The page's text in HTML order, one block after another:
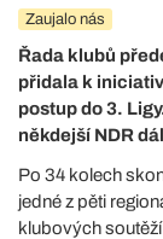
Zaujalo nás
Řada klubů
přidala k
postup do 3.
někdejší NDR
Po 34 kolech
jedné z pěti
klubových